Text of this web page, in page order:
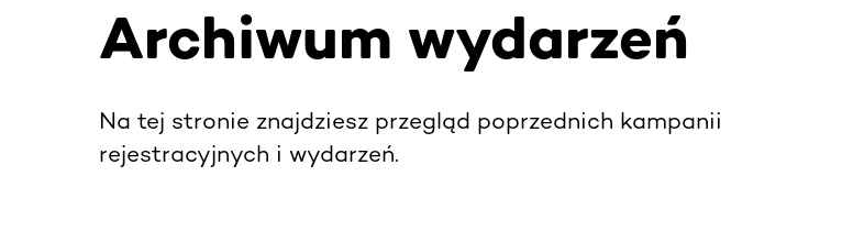
Archiwum wydarzeń
Na tej stronie znajdziesz przegląd poprzednich kampanii
rejestracyjnych i wydarzeń.